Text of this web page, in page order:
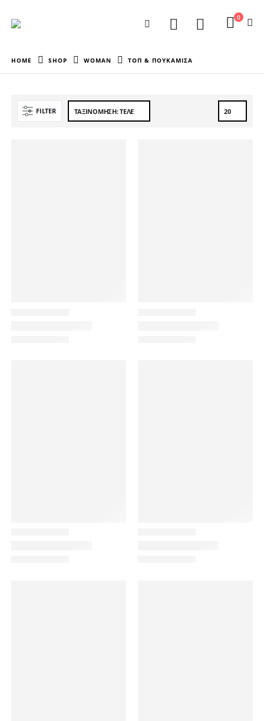
0
HOME SHOP WOMAN ΤΟΠ & ΠΟΥΚΑΜΙΣΑ
FILTER